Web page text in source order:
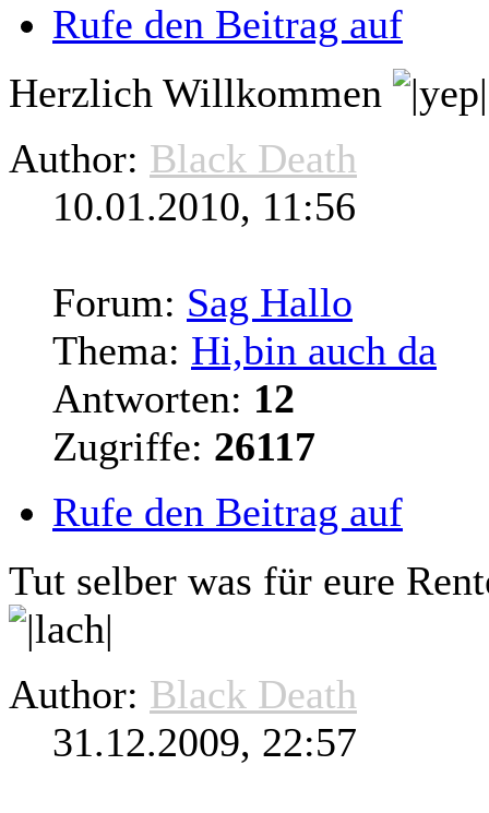
Rufe den Beitrag auf
Herzlich Willkommen
Author: Black Death
10.01.2010, 11:56
Forum: Sag Hallo
Thema: Hi,bin auch da
Antworten: 12
Zugriffe: 26117
Rufe den Beitrag auf
Tut selber was für eure
Author: Black Death
31.12.2009, 22:57